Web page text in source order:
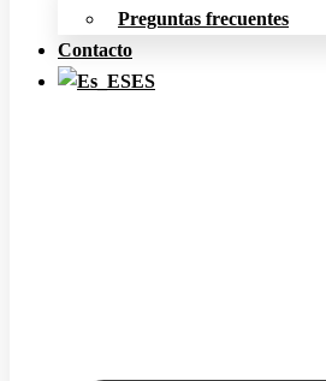
Preguntas frecuentes
Contacto
ES